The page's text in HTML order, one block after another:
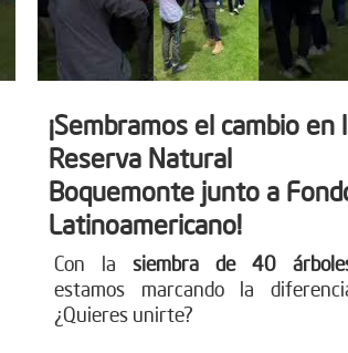
¡Sembramos el cambio en
Reserva Natural
Boquemonte junto a
Latinoamericano!
Con la siembra de 40
estamos marcando la
¿Quieres unirte?